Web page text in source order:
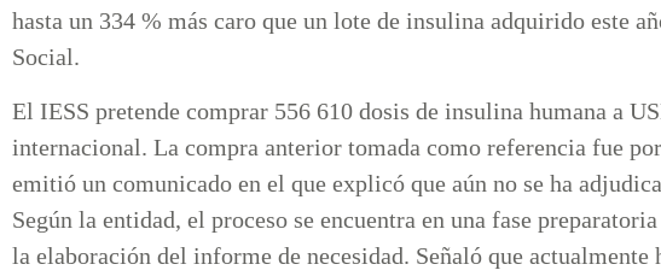
hasta un 334 % más caro que un lote de insulina adquirido este
Social.
El IESS pretende comprar 556 610 dosis de insulina humana a
internacional. La compra anterior tomada como referencia fue
emitió un comunicado en el que explicó que aún no se ha
Según la entidad, el proceso se encuentra en una fase
la elaboración del informe de necesidad. Señaló que actualmente